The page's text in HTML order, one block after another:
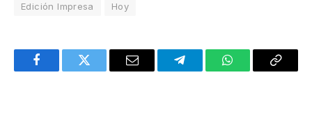
Edición Impresa Hoy
FacebookTwitter Email TelegramWhatsAppCopy